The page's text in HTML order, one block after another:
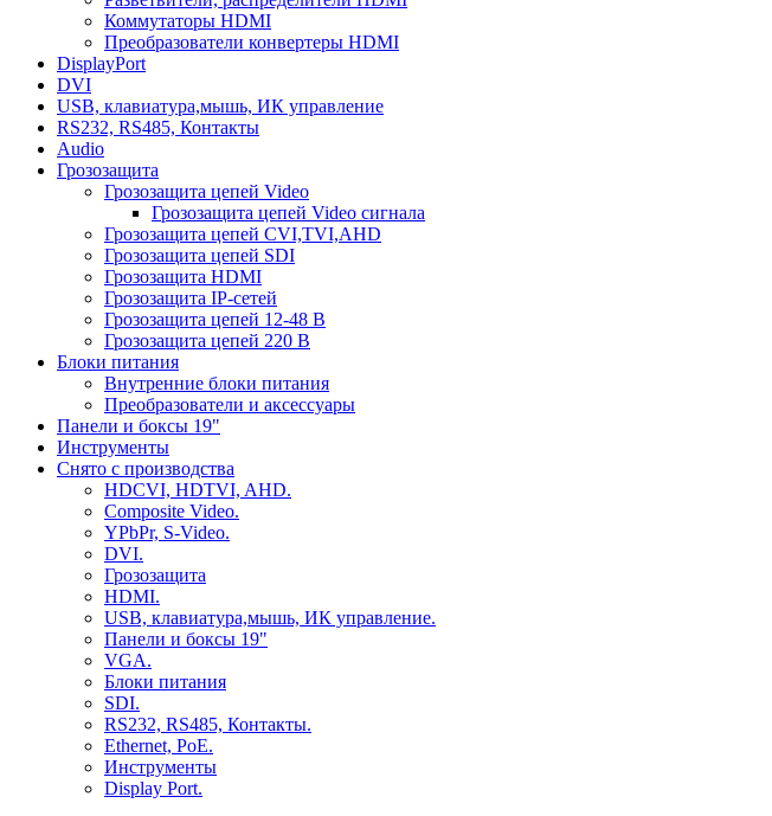
Коммутаторы HDMI
Преобразователи конвертеры HDMI
DisplayPort
DVI
USB, клавиатура,мышь, ИК управление
RS232, RS485, Контакты
Audio
Грозозащита
Грозозащита цепей Video
Грозозащита цепей Video сигнала
Грозозащита цепей CVI,TVI,AHD
Грозозащита цепей SDI
Грозозащита HDMI
Грозозащита IP-сетей
Грозозащита цепей 12-48 В
Грозозащита цепей 220 В
Блоки питания
Внутренние блоки питания
Преобразователи и аксессуары
Панели и боксы 19"
Инструменты
Снято с производства
HDCVI, HDTVI, AHD.
Composite Video.
YPbPr, S-Video.
DVI.
Грозозащита
HDMI.
USB, клавиатура,мышь, ИК управление.
Панели и боксы 19"
VGA.
Блоки питания
SDI.
RS232, RS485, Контакты.
Ethernet, PoE.
Инструменты
Display Port.